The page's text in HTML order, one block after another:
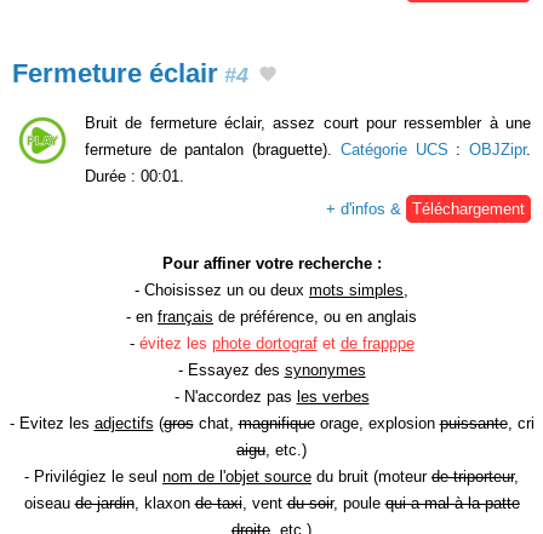
Fermeture éclair #4
Bruit de fermeture éclair, assez court pour ressembler à une
fermeture de pantalon (braguette). Catégorie UCS :OBJZipr.
Durée : 00:01.
+ d'infos &
Téléchargement
Pour affiner votre recherche :
- Choisissez un ou deux mots simples
- en français de préférence, ou en anglais
- évitez les phote dortografet de frapppe
- Essayez des synonymes
- N'accordez pas les verbes
- Evitez les adjectifs (groschat,magnifiqueorage, explosionpuissante, cri
aigu , etc.)
- Privilégiez le seul nom de l'objet source du bruit (moteur de triporteur,
oiseaude jardin, klaxonde taxi, ventdu soir, poulequi a mal à la patte
droite , etc.)